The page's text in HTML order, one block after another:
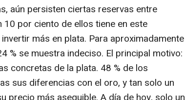
aún persisten ciertas reservas entre
por ciento de ellos tiene en este
más en plata. Para aproximadamente
% se muestra indeciso. El principal motivo:
concretas de la plata. 48 % de los
sus diferencias con el oro, y tan solo un